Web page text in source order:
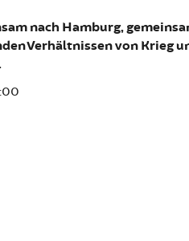
nach Hamburg,
Verhältnissen von Krieg